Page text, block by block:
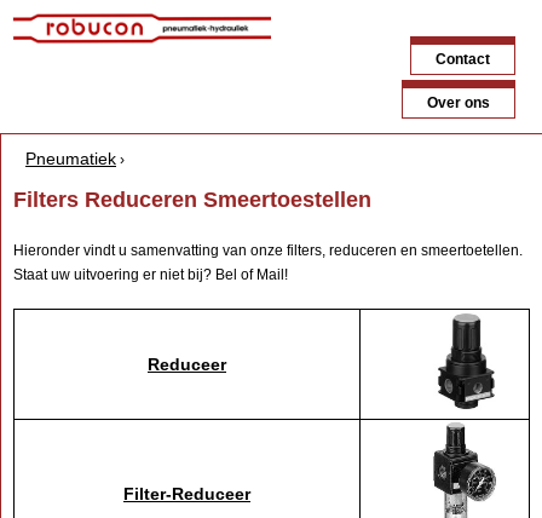
Jump to navigation
Contact
Over ons
u
h
Pneumatiek ›
Filters Reduceren Smeertoestellen
Hieronder vindt u samenvatting van onze filters, reduceren en smeertoetellen.
Staat uw uitvoering er niet bij? Bel of Mail!
Reduceer
Filter-Reduceer